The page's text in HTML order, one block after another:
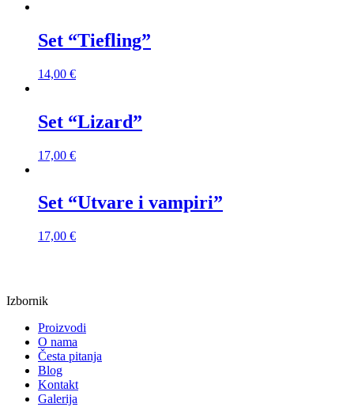
Set “Tiefling”
14,00 €
Set “Lizard”
17,00 €
Set “Utvare i vampiri”
17,00 €
Izbornik
Proizvodi
O nama
Česta pitanja
Blog
Kontakt
Galerija